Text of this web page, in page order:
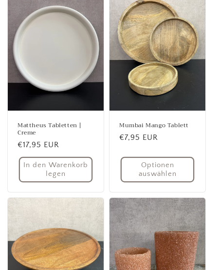
Mattheus Tabletten |
Creme
Normaler
Preis
€17,95 EUR
In den Warenkorb
legen
Mumbai Mango Tablett
Normaler
€7,95 EUR
Optionen
auswählen